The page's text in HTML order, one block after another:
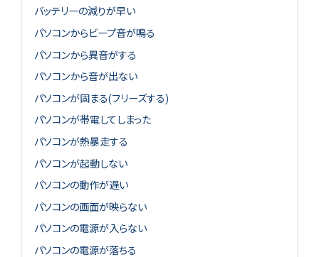
バッテリーの減りが早い
パソコンからビープ音が鳴る
パソコンから異音がする
パソコンから音が出ない
パソコンが固まる(フリーズする)
パソコンが帯電してしまった
パソコンが熱暴走する
パソコンが起動しない
パソコンの動作が遅い
パソコンの画面が映らない
パソコンの電源が入らない
パソコンの電源が落ちる